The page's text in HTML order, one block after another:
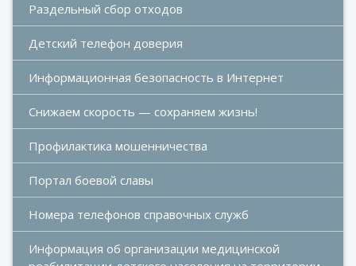
Раздельный сбор отходов
Детский телефон доверия
Информационная безопасность в Интернет
Снижаем скорость — сохраняем жизнь!
Профилактика мошенничества
Портал боевой славы
Номера телефонов справочных служб
Информация об организации медицинской